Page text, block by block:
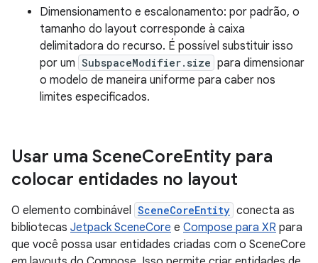
Dimensionamento e escalonamento: por padrão, o
tamanho do layout corresponde à caixa
delimitadora do recurso. É possível substituir isso
por um SubspaceModifier.size para dimensionar
o modelo de maneira uniforme para caber nos
limites especificados.
Usar uma SceneCoreEntity para
colocar entidades no layout
O elemento combinável SceneCoreEntity conecta as
bibliotecas Jetpack SceneCore e Compose para XR para
que você possa usar entidades criadas com o SceneCore